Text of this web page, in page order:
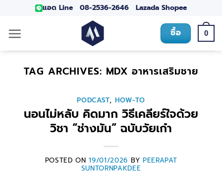
แอด Line 08-2536-2646 Lazada Shopee
ซื้อ 0
TAG ARCHIVES: MDX อาหารเสริมชาย
PODCAST, HOW-TO
นอนไม่หลับ คิดมาก วิธีเคลียร์ใจด้วย
วิชา “ช่างมัน” ฉบับวัยเก๋า
POSTED ON19/01/2026 BY PEERAPAT
SUNTORNPAKDEE